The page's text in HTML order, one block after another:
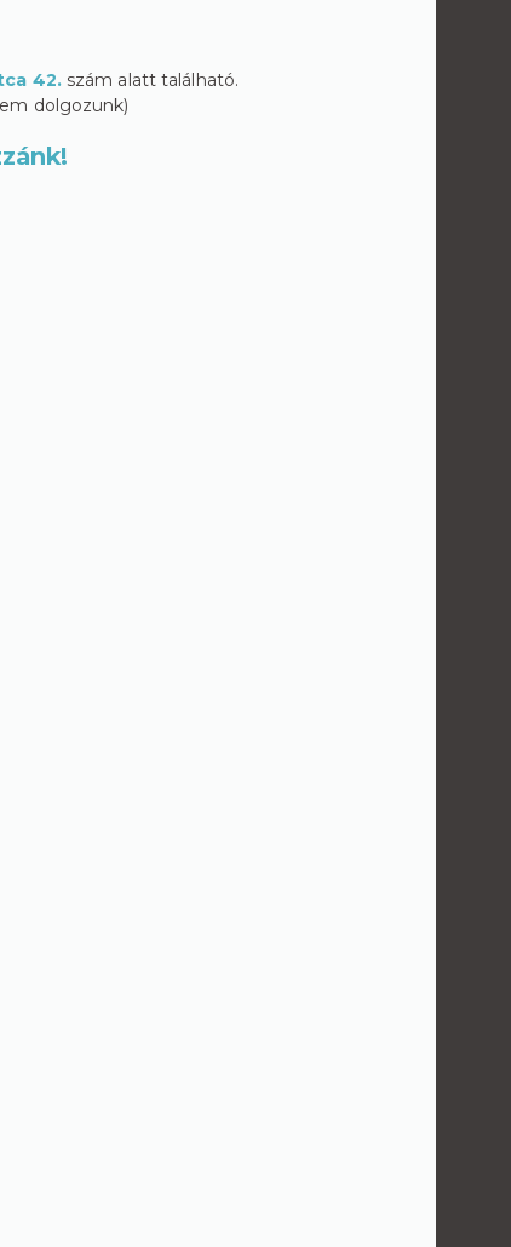
42.szám alatt található.
dolgozunk)